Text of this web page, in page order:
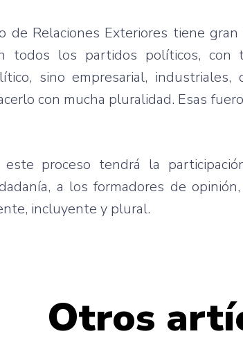
de Relaciones Exteriores tiene
todos los partidos políticos,
sino empresarial,
con mucha pluralidad. Esas
este proceso tendrá la
a los formadores de
incluyente y plural.
Otros